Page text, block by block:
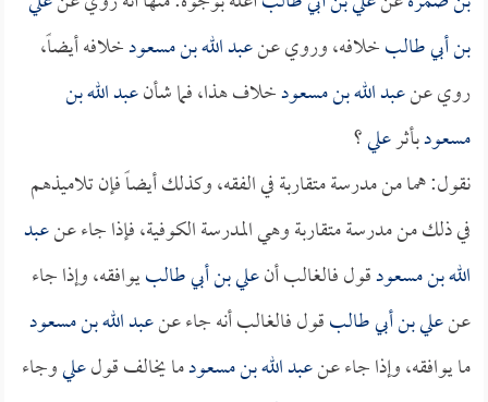
بن أبي طالبخلافه، وروي عنعبد الله بن مسعودخلافه أيضاً،
روي عنعبد الله بن مسعودخلاف هذا، فما شأنعبد الله بن
مسعودبأثرعلي؟
نقول: هما من مدرسة متقاربة في الفقه، وكذلك أيضاً فإن تلاميذهم
في ذلك من مدرسة متقاربة وهي المدرسة الكوفية، فإذا جاء عنعبد
الله بن مسعودقول فالغالب أنعلي بن أبي طالبيوافقه، وإذا جاء
عنعلي بن أبي طالبقول فالغالب أنه جاء عنعبد الله بن مسعود
ما يوافقه، وإذا جاء عنعبد الله بن مسعودما يخالف قولعليوجاء